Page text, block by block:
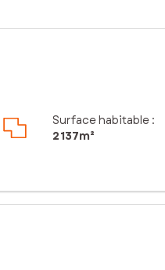
Surface habitable :
2 137m²